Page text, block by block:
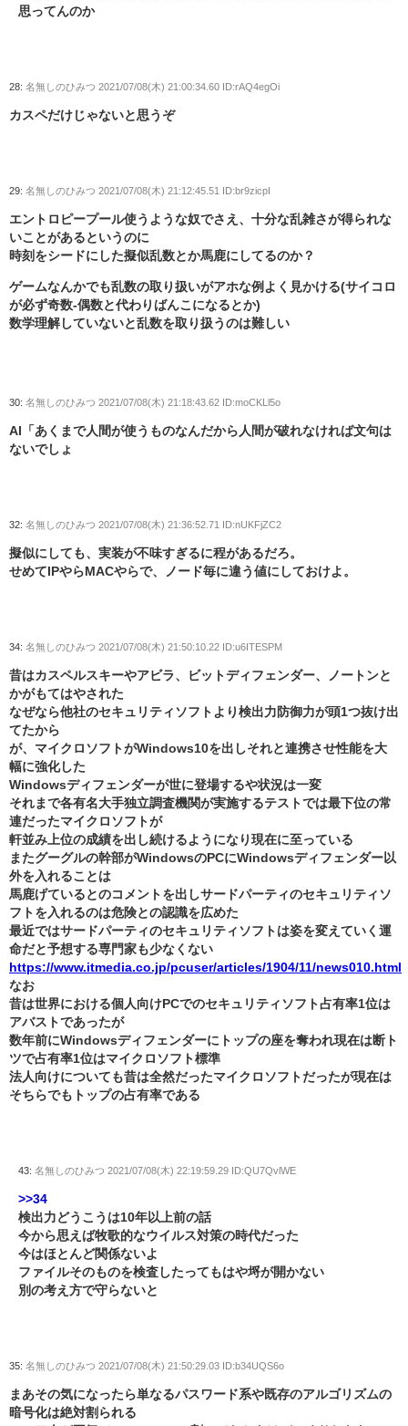
思ってんのか
28: 名無しのひみつ 2021/07/08(木) 21:00:34.60 ID:rAQ4egOi
カスペだけじゃないと思うぞ
29: 名無しのひみつ 2021/07/08(木) 21:12:45.51 ID:br9zicpI
エントロピープール使うような奴でさえ、十分な乱雑さが得られな
いことがあるというのに
時刻をシードにした擬似乱数とか馬鹿にしてるのか？
ゲームなんかでも乱数の取り扱いがアホな例よく見かける(サイコロ
が必ず奇数-偶数と代わりばんこになるとか)
数学理解していないと乱数を取り扱うのは難しい
30: 名無しのひみつ 2021/07/08(木) 21:18:43.62 ID:moCKLl5o
AI「あくまで人間が使うものなんだから人間が破れなければ文句は
ないでしょ
32: 名無しのひみつ 2021/07/08(木) 21:36:52.71 ID:nUKFjZC2
擬似にしても、実装が不味すぎるに程があるだろ。
せめてIPやらMACやらで、ノード毎に違う値にしておけよ。
34: 名無しのひみつ 2021/07/08(木) 21:50:10.22 ID:u6ITESPM
昔はカスペルスキーやアビラ、ビットディフェンダー、ノートンと
かがもてはやされた
なぜなら他社のセキュリティソフトより検出力防御力が頭1つ抜け出
てたから
が、マイクロソフトがWindows10を出しそれと連携させ性能を大
幅に強化した
Windowsディフェンダーが世に登場するや状況は一変
それまで各有名大手独立調査機関が実施するテストでは最下位の常
連だったマイクロソフトが
軒並み上位の成績を出し続けるようになり現在に至っている
またグーグルの幹部がWindowsのPCにWindowsディフェンダー以
外を入れることは
馬鹿げているとのコメントを出しサードパーティのセキュリティソ
フトを入れるのは危険との認識を広めた
最近ではサードパーティのセキュリティソフトは姿を変えていく運
命だと予想する専門家も少なくない
https://www.itmedia.co.jp/pcuser/articles/1904/11/news010.html
なお
昔は世界における個人向けPCでのセキュリティソフト占有率1位は
アバストであったが
数年前にWindowsディフェンダーにトップの座を奪われ現在は断ト
ツで占有率1位はマイクロソフト標準
法人向けについても昔は全然だったマイクロソフトだったが現在は
そちらでもトップの占有率である
43: 名無しのひみつ 2021/07/08(木) 22:19:59.29 ID:QU7QvlWE
>>34
検出力どうこうは10年以上前の話
今から思えば牧歌的なウイルス対策の時代だった
今はほとんど関係ないよ
ファイルそのものを検査したってもはや埒が開かない
別の考え方で守らないと
35: 名無しのひみつ 2021/07/08(木) 21:50:29.03 ID:b34UQS6o
まあその気になったら単なるパスワード系や既存のアルゴリズムの
暗号化は絶対割られる